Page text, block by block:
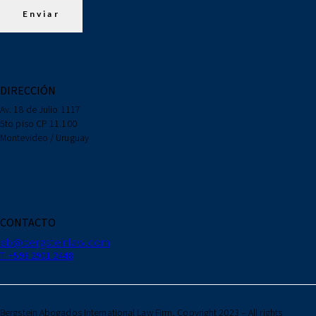
DIRECCIÓN
Av. 18 de Julio 1117
5to piso CP 11.100
Montevideo / Uruguay
CONTACTO
eb@bergsteinlaw.com
T. +598 2901 2448
Bergstein Abogados International Law Firm, Copyright 2023 – All rights